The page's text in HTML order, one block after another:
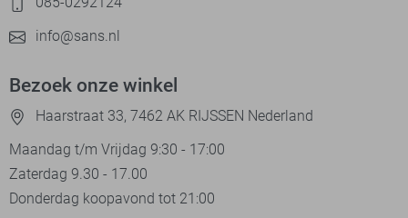
info@sans.nl
Bezoek onze winkel
Haarstraat 33, 7462 AK RIJSSEN Nederland
Maandag t/m Vrijdag 9:30 - 17:00
Zaterdag 9.30 - 17.00
Donderdag koopavond tot 21:00